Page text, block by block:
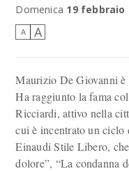
Domenica 19 febbraio
A A
Maurizio De Giovanni
Ha raggiunto la fama
Ricciardi, attivo nella
cui è incentrato un
Einaudi Stile Libero,
dolore”, “La condanna